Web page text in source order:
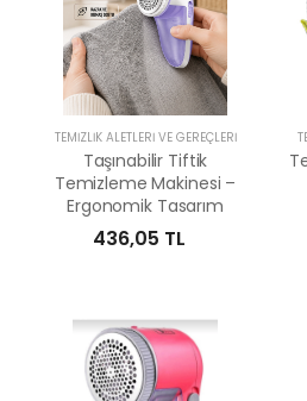
TEMIZLIK ALETLERI VE GEREÇLERI
Taşınabilir Tiftik
Temizleme Makinesi –
Ergonomik Tasarım
436,05 TL